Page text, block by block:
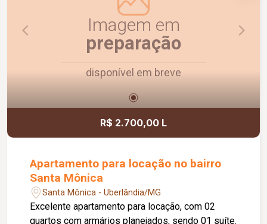
Imagem em
preparação
disponível em breve
R$ 2.700,00 L
Apartamento para locação no bairro
Santa Mônica
Santa Mônica - Uberlândia/MG
Excelente apartamento para locação, com 02
quartos com armários planejados, sendo 01 suíte.